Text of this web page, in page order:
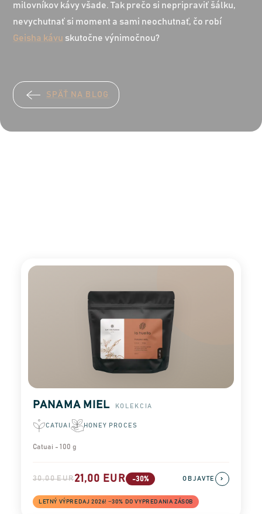
milovníkov kávy všade. Tak prečo si nepripraviť šálku,
nevychutnať si moment a sami neochutnať, čo robí
Geisha kávu skutočne výnimočnou?
SPÄŤ NA BLOG
PANAMA MIEL KOLEKCIA
CATUAI HONEY PROCES
Catuai - 100 g
30,00 EUR21,00 EUR -30%
LETNÝ VÝPREDAJ 2026! −30% DO VYPREDANIA ZÁSOB
OBJAVTE ›